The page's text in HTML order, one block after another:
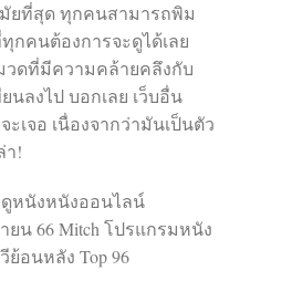
ยที่สุด ทุกคนสามารถพิม
กคนต้องการจะดูได้เลย
วดที่มีความคล้ายคลึงกับ
นลงไป บอกเลย เว็บอื่น
ะเจอ เนื่องจากว่ามันเป็นตัว
า!
หนังหนังออนไลน์
ายน 66 Mitch โปรแกรมหนัง
อนหลัง Top 96